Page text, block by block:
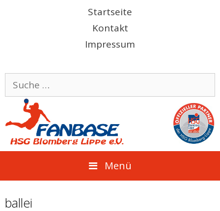
Startseite
Kontakt
Impressum
Suche
nach:
Menü
ballei